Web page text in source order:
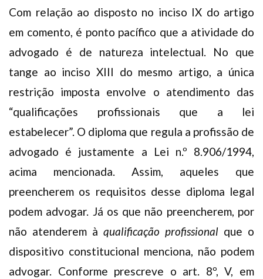
Com relação ao disposto no inciso IX do artigo
em comento, é ponto pacífico que a atividade do
advogado é de natureza intelectual. No que
tange ao inciso XIII do mesmo artigo, a única
restrição imposta envolve o atendimento das
“qualificações profissionais que a lei
estabelecer”. O diploma que regula a profissão de
advogado é justamente a Lei n.º 8.906/1994,
acima mencionada. Assim, aqueles que
preencherem os requisitos desse diploma legal
podem advogar. Já os que não preencherem, por
não atenderem à qualificação profissional que o
dispositivo constitucional menciona, não podem
advogar. Conforme prescreve o art. 8º, V, em